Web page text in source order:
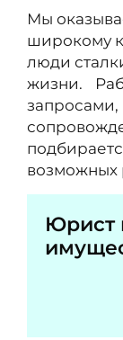
Мы
широкому
люди
жизни.
возможных
Юрист